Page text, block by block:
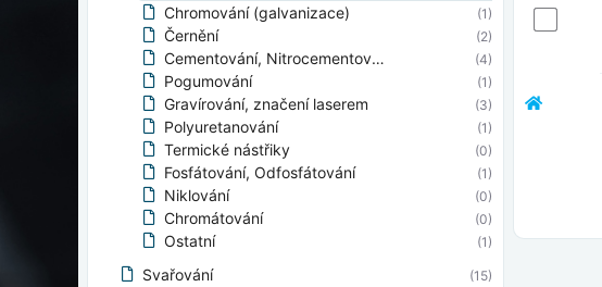
Chromování (galvanizace) (1)
Černění (2)
Cementování, Nitrocementování (4)
Pogumování (1)
Gravírování, značení laserem (3)
Polyuretanování (1)
Termické nástřiky (0)
Fosfátování, Odfosfátování (1)
Niklování (0)
Chromátování (0)
Ostatní (1)
Svařování (15)